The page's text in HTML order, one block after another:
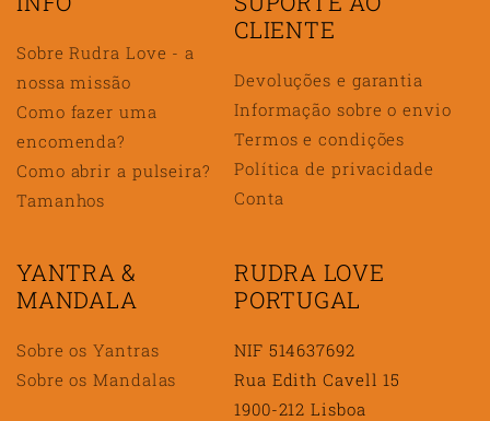
Sobre Rudra Love - a
nossa missão
Como fazer uma
encomenda?
Como abrir a pulseira?
Tamanhos
CLIENTE
Devoluções e garantia
Informação sobre o envio
Termos e condições
Política de privacidade
Conta
YANTRA &
MANDALA
Sobre os Yantras
Sobre os Mandalas
RUDRA LOVE
PORTUGAL
NIF 514637692
Rua Edith Cavell 15
1900-212 Lisboa